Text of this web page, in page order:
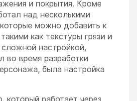
и покрытия. Кроме
над несколькими
можно добавить к
как текстуры грязи и
настройкой,
во время разработки
была настройка